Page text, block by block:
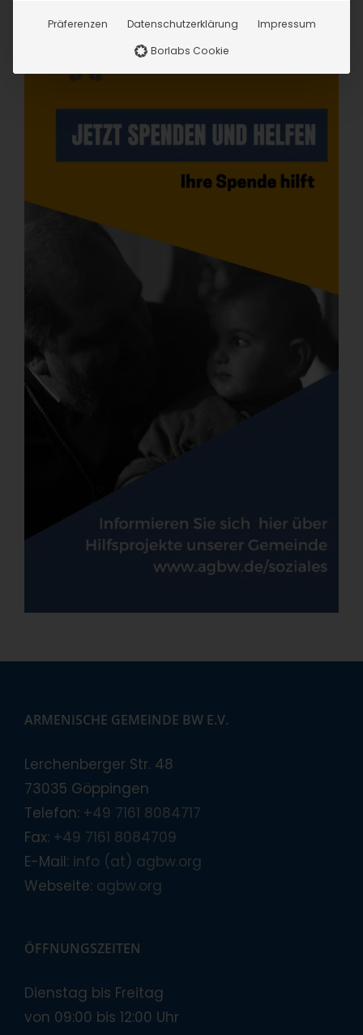
ARMENISCHE GEMEINDE BW E.V.
Lerchenberger Str. 48
73035 Göppingen
Telefon: +49 7161 8084717
Fax: +49 7161 8084709
E-Mail: info (at) agbw.org
Webseite: agbw.org
ÖFFNUNGSZEITEN
Dienstag bis Freitag
von 09:00 bis 12:00 Uhr
Präferenzen Datenschutzerklärung
Impressum
Borlabs Cookie